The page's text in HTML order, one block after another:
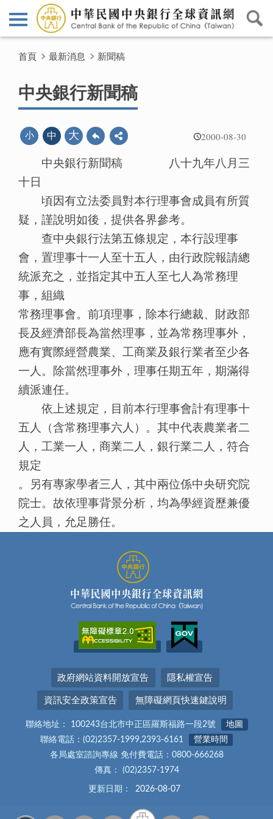
首頁 最新消息 新聞稿
中央銀行新聞稿
2000-08-30
小 中 大
中央銀行新聞稿 八十九年八月三
十日
頃因有立法委員對本行理事會成員有所質
疑，謹說明如後，提供各界參考。
查中央銀行法第五條規定，本行設理事
會，置理事十一人至十五人，由行政院報請總
統派充之，並指定其中五人至七人為常務理
事，組織
常務理事會。前項理事，除本行總裁、財政部
長及經濟部長為當然理事，並為常務理事外，
應有實際經營農業、工商業及銀行業者至少各
一人。除當然理事外，理事任期五年，期滿得
續派連任。
依上述規定，目前本行理事會計有理事十
五人（含常務理事六人）。其中代表農業者二
人，工業一人，商業二人，銀行業二人，符合
規定
。另有專家學者三人，其中兩位係中央研究院
院士。故依理事背景分析，均為學經資歷兼優
之人員，允足勝任。
政府網站資料開放宣告 隱私權宣告
資訊安全政策宣告 無障礙網頁快速鍵說明
聯絡地址： 100243台北市中正區羅斯福路一段2號
地圖
聯絡電話：(02)2357-1999,2393-6161
營業時間
各局處室諮詢專線 免付費電話：0800-666268
傳真： (02)2357-1974
更新日期： 2026-08-07